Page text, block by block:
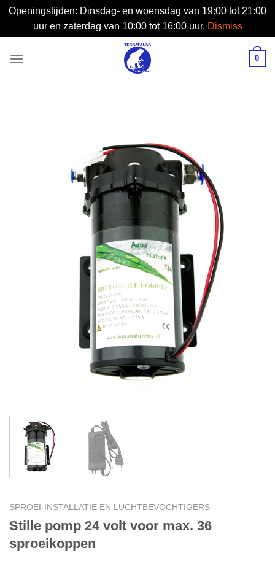
Openingstijden: Dinsdag- en woensdag van 19:00 tot 21:00
uur en zaterdag van 10:00 tot 16:00 uur. Dismiss
0
SPROEI-INSTALLATIE EN LUCHTBEVOCHTIGERS
Stille pomp 24 volt voor max. 36
sproeikoppen